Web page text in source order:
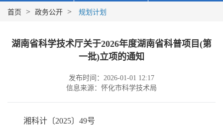
首页 > 政务公开 > 规划计划
湖南省科学技术厅关于2026年度湖南省科普项目(第
一批)立项的通知
发布时间：2026-01-01 12:17
信息来源：怀化市科学技术局
湘科计〔2025〕49号